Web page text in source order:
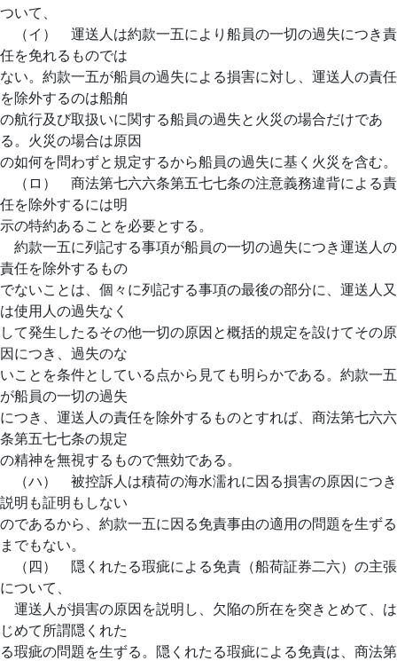
ついて、
（イ） 運送人は約款一五により船員の一切の過失につき責
任を免れるものでは
ない。約款一五が船員の過失による損害に対し、運送人の責任
を除外するのは船舶
の航行及び取扱いに関する船員の過失と火災の場合だけであ
る。火災の場合は原因
の如何を問わずと規定するから船員の過失に基く火災を含む。
（ロ） 商法第七六六条第五七七条の注意義務違背による責
任を除外するには明
示の特約あることを必要とする。
約款一五に列記する事項が船員の一切の過失につき運送人の
責任を除外するもの
でないことは、個々に列記する事項の最後の部分に、運送人又
は使用人の過失なく
して発生したるその他一切の原因と概括的規定を設けてその原
因につき、過失のな
いことを条件としている点から見ても明らかである。約款一五
が船員の一切の過失
につき、運送人の責任を除外するものとすれば、商法第七六六
条第五七七条の規定
の精神を無視するもので無効である。
（ハ） 被控訴人は積荷の海水濡れに因る損害の原因につき
説明も証明もしない
のであるから、約款一五に因る免責事由の適用の問題を生ずる
までもない。
（四） 隠くれたる瑕疵による免責（船荷証券二六）の主張
について、
運送人が損害の原因を説明し、欠陥の所在を突きとめて、は
じめて所謂隠くれた
る瑕疵の問題を生ずる。隠くれたる瑕疵による免責は、商法第